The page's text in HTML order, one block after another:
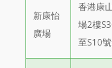
新康怡
廣場
香港康
場2樓
至S10